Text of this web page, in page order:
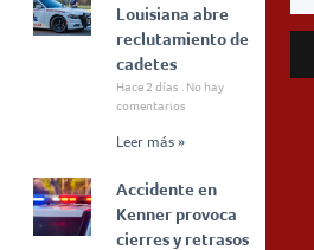
Louisiana abre
reclutamiento de
cadetes
Hace 2 días
No hay
comentarios
Leer más »
Accidente en
Kenner provoca
cierres y retrasos